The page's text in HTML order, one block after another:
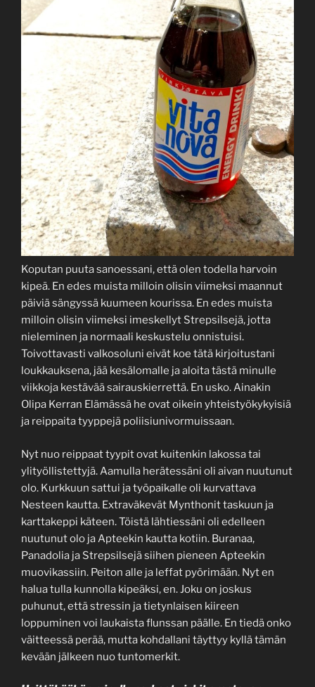
Koputan puuta sanoessani, että olen todella harvoin
kipeä. En edes muista milloin olisin viimeksi maannut
päiviä sängyssä kuumeen kourissa. En edes muista
milloin olisin viimeksi imeskellyt Strepsilsejä, jotta
nieleminen ja normaali keskustelu onnistuisi.
Toivottavasti valkosoluni eivät koe tätä kirjoitustani
loukkauksena, jää kesälomalle ja aloita tästä minulle
viikkoja kestävää sairauskierrettä. En usko. Ainakin
Olipa Kerran Elämässä he ovat oikein yhteistyökykyisiä
ja reippaita tyyppejä poliisiunivormuissaan.
Nyt nuo reippaat tyypit ovat kuitenkin lakossa tai
ylityöllistettyjä. Aamulla herätessäni oli aivan nuutunut
olo. Kurkkuun sattui ja työpaikalle oli kurvattava
Nesteen kautta. Extraväkevät Mynthonit taskuun ja
karttakeppi käteen. Töistä lähtiessäni oli edelleen
nuutunut olo ja Apteekin kautta kotiin. Buranaa,
Panadolia ja Strepsilsejä siihen pieneen Apteekin
muovikassiin. Peiton alle ja leffat pyörimään. Nyt en
halua tulla kunnolla kipeäksi, en. Joku on joskus
puhunut, että stressin ja tietynlaisen kiireen
loppuminen voi laukaista flunssan päälle. En tiedä onko
väitteessä perää, mutta kohdallani täyttyy kyllä tämän
kevään jälkeen nuo tuntomerkit.